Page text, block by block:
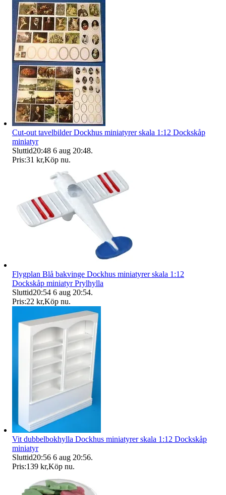
Cut-out tavelbilder Dockhus miniatyrer skala 1:12 Dockskåp
miniatyr
Sluttid20:48 6 aug 20:48.
Pris:31 kr,Köp nu.
Flygplan Blå bakvinge Dockhus miniatyrer skala 1:12
Dockskåp miniatyr Prylhylla
Sluttid20:54 6 aug 20:54.
Pris:22 kr,Köp nu.
Vit dubbelbokhylla Dockhus miniatyrer skala 1:12 Dockskåp
miniatyr
Sluttid20:56 6 aug 20:56.
Pris:139 kr,Köp nu.